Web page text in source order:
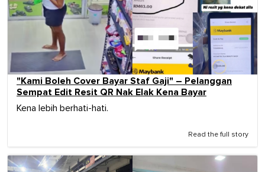
"Kami Boleh Cover Bayar Staf Gaji" – Pelanggan
Sempat Edit Resit QR Nak Elak Kena Bayar
Kena lebih berhati-hati.
Read the full story